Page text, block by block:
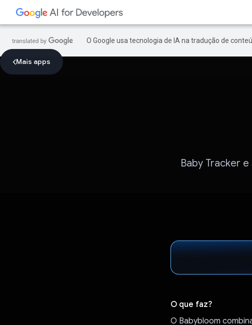
O Google usa tecnologia de IA na tradução de
Mais apps
Baby Tracker
O que faz?
O Babybloom